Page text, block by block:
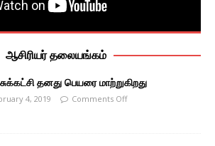
ஆசிரியர் தலையங்கம்
தனது பெயரை மாற்றுகிறது
4, 2019 Comments Off